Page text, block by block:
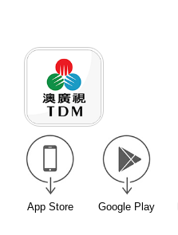
App Store Google Play